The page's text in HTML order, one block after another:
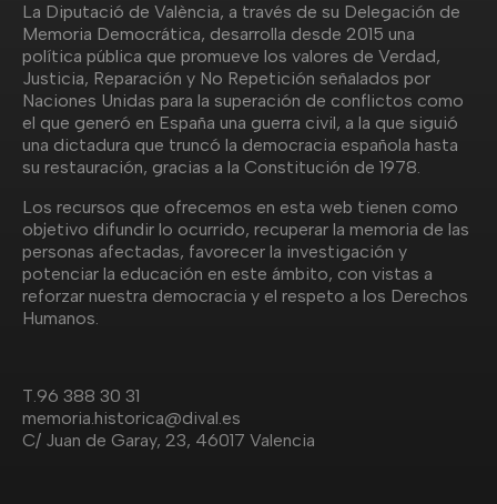
La Diputació de València, a través de su Delegación de
Memoria Democrática, desarrolla desde 2015 una
política pública que promueve los valores de Verdad,
Justicia, Reparación y No Repetición señalados por
Naciones Unidas para la superación de conflictos como
el que generó en España una guerra civil, a la que siguió
una dictadura que truncó la democracia española hasta
su restauración, gracias a la Constitución de 1978.
Los recursos que ofrecemos en esta web tienen como
objetivo difundir lo ocurrido, recuperar la memoria de las
personas afectadas, favorecer la investigación y
potenciar la educación en este ámbito, con vistas a
reforzar nuestra democracia y el respeto a los Derechos
Humanos.
T.96 388 30 31
memoria.historica@dival.es
C/ Juan de Garay, 23, 46017 Valencia